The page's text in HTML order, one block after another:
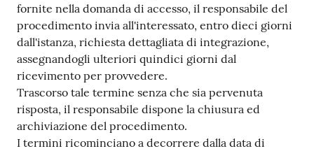
fornite nella domanda di accesso, il responsabile del
procedimento invia all'interessato, entro dieci giorni
dall'istanza, richiesta dettagliata di integrazione,
assegnandogli ulteriori quindici giorni dal
ricevimento per provvedere.
Trascorso tale termine senza che sia pervenuta
risposta, il responsabile dispone la chiusura ed
archiviazione del procedimento.
I termini ricominciano a decorrere dalla data di